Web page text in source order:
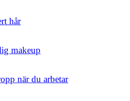
hår
makeup
när du arbetar